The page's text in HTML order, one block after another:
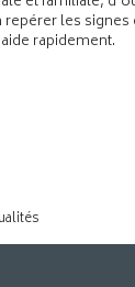
repérer les
rapidement.